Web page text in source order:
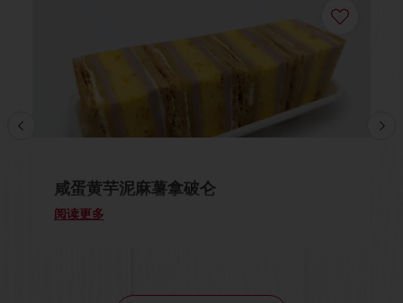
咸蛋黄芋泥麻薯拿破仑
阅读更多